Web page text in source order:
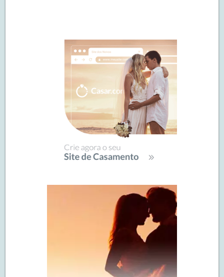
SIDEBAR